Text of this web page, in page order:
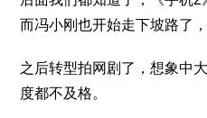
而冯小刚也开始走下坡路了
之后转型拍网剧了，想象中
度都不及格。